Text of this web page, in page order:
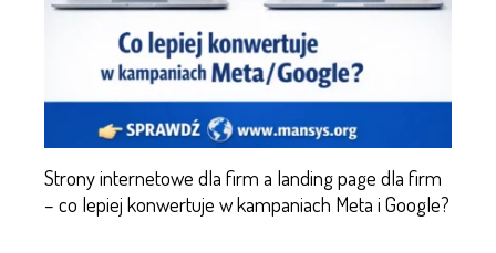
Strony internetowe dla firm a landing page dla firm
– co lepiej konwertuje w kampaniach Meta i Google?